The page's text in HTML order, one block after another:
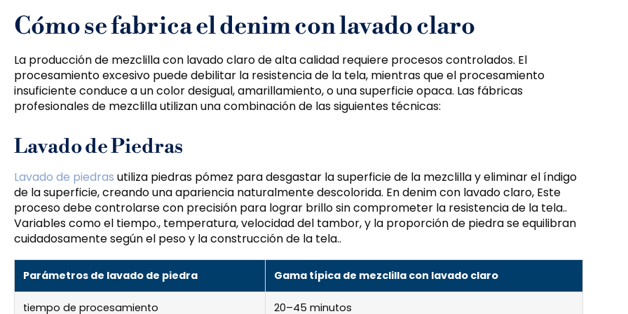
Cómo se fabrica el denim con lavado claro
La producción de mezclilla con lavado claro de alta calidad requiere procesos controlados. El
procesamiento excesivo puede debilitar la resistencia de la tela, mientras que el procesamiento
insuficiente conduce a un color desigual, amarillamiento, o una superficie opaca. Las fábricas
profesionales de mezclilla utilizan una combinación de las siguientes técnicas:
Lavado de Piedras
Lavado de piedras utiliza piedras pómez para desgastar la superficie de la mezclilla y eliminar el índigo
de la superficie, creando una apariencia naturalmente descolorida. En denim con lavado claro, Este
proceso debe controlarse con precisión para lograr brillo sin comprometer la resistencia de la tela..
Variables como el tiempo., temperatura, velocidad del tambor, y la proporción de piedra se equilibran
cuidadosamente según el peso y la construcción de la tela..
Parámetros de lavado de piedra Gama típica de mezclilla con lavado claro
tiempo de procesamiento 20–45 minutos